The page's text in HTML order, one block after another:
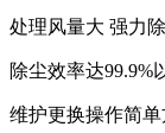
处理风量大 强力
除尘效率达99.9%
维护更换操作简单